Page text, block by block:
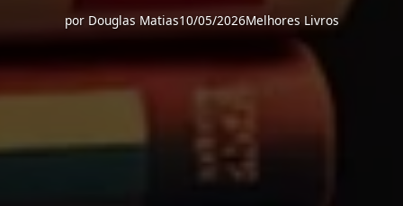
por Douglas Matias10/05/2026Melhores Livros